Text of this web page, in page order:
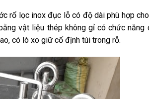
rổ lọc inox đục lỗ có độ dài phù hợp
vật liệu thép không gỉ có chức năng
có lò xo giữ cố định túi trong rỗ.